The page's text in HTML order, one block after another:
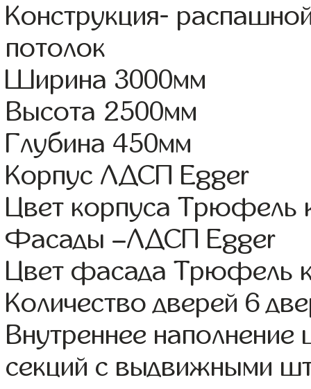
Конструкция-
потолок
Ширина 3000мм
Высота 2500мм
Глубина 450мм
Корпус ЛДСП Egger
Цвет корпуса Трюфель
Фасады –ЛДСП Egger
Цвет фасада Трюфель
Количество дверей 6
Внутреннее
секций с выдвижными